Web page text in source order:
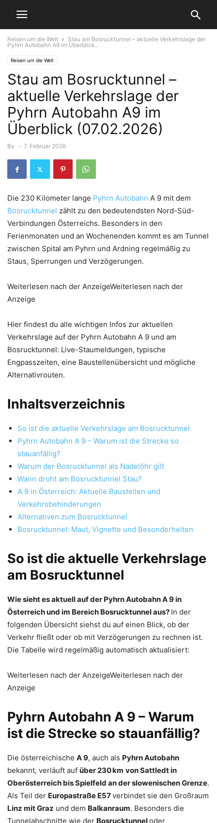
Reisen um die Welt
Stau am Bosrucktunnel – aktuelle Verkehrslage der
Pyhrn Autobahn A9 im Überblick...
Reisen um die Welt
Stau am Bosrucktunnel –
aktuelle Verkehrslage der
Pyhrn Autobahn A9 im
Überblick (07.02.2026)
By - 7. Februar 2026
Die 230 Kilometer lange Pyhrn Autobahn A 9 mit dem
Bosrucktunnel zählt zu den bedeutendsten Nord-Süd-
Verbindungen Österreichs. Besonders in den
Ferienmonaten und an Wochenenden kommt es am Tunnel
zwischen Spital am Pyhrn und Ardning regelmäßig zu
Staus, Sperrungen und Verzögerungen.
Weiterlesen nach der AnzeigeWeiterlesen nach der
Anzeige
Hier findest du alle wichtigen Infos zur aktuellen
Verkehrslage auf der Pyhrn Autobahn A 9 und am
Bosrucktunnel: Live-Staumeldungen, typische
Engpasszeiten, eine Baustellenübersicht und mögliche
Alternativrouten.
Inhaltsverzeichnis
So ist die aktuelle Verkehrslage am Bosrucktunnel
Pyhrn Autobahn A 9 – Warum ist die Strecke so
stauanfällig?
Warum der Bosrucktunnel als Nadelöhr gilt
Wann droht am Bosrucktunnel Stau?
A 9 in Österreich: Aktuelle Baustellen und
Verkehrsbehinderungen
Alternativen zum Bosrucktunnel
Bosrucktunnel: Maut, Vignette und Besonderheiten
So ist die aktuelle Verkehrslage
am Bosrucktunnel
Wie sieht es aktuell auf der Pyhrn Autobahn A 9 in
Österreich und im Bereich Bosrucktunnel aus? In der
folgenden Übersicht siehst du auf einen Blick, ob der
Verkehr fließt oder ob mit Verzögerungen zu rechnen ist.
Die Tabelle wird regelmäßig automatisch aktualisiert:
Weiterlesen nach der AnzeigeWeiterlesen nach der
Anzeige
Pyhrn Autobahn A 9 – Warum
ist die Strecke so stauanfällig?
Die österreichische A 9, auch als Pyhrn Autobahn
bekannt, verläuft auf über 230 km von Sattledt in
Oberösterreich bis Spielfeld an der slowenischen Grenze.
Als Teil der Europastraße E57verbindet sie den Großraum
Linz mit Graz und dem Balkanraum. Besonders die
Tunnelabschnitte wie der Bosrucktunneloder